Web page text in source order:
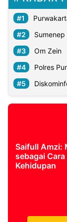
Sumenep
Om Zein
Polres
Saifull Amzi:
sebagai
Kehidupan